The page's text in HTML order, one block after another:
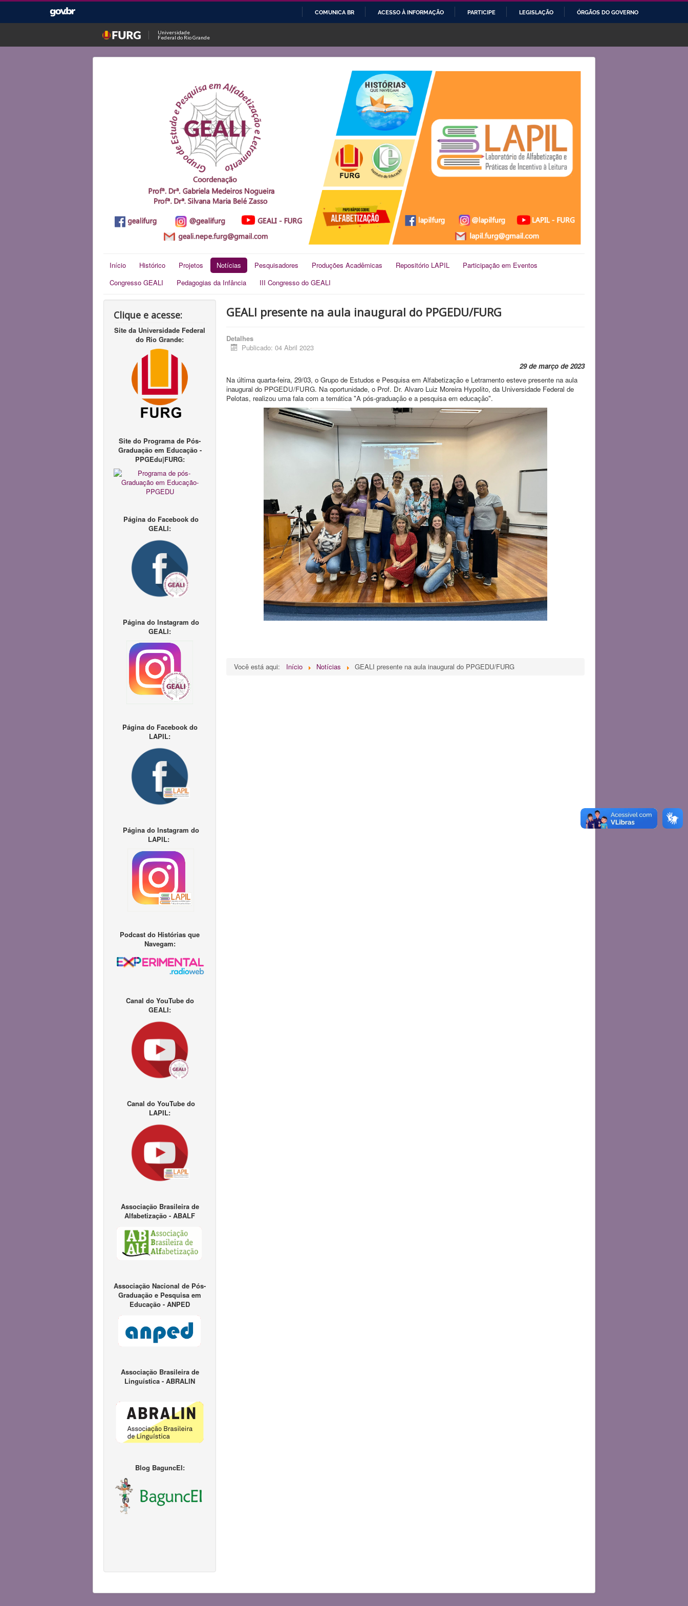
O
CONTEÚDO
COMUNICA BR ACESSO À INFORMAÇÃO PARTICIPE LEGISLAÇÃO ÓRGÃOS DO GOVERNO
Universidade
Federal do Rio Grande
Início Histórico Projetos Notícias Pesquisadores Produções Acadêmicas Repositório LAPIL
Participação em Eventos
Congresso GEALI
Pedagogias da Infância III Congresso do GEALI
Clique e acesse:
Site da Universidade Federal
do Rio Grande:
Site do Programa de Pós-
Graduação em Educação -
PPGEdu|FURG:
Página do Facebook do
GEALI:
Página do Instagram do
GEALI:
Página do Facebook do
LAPIL:
Página do Instagram do
LAPIL:
Podcast do Histórias que
Navegam:
Canal do YouTube do
GEALI:
Canal do YouTube do
LAPIL:
Associação Brasileira de
Alfabetização - ABALF
Associação Nacional de Pós-
Graduação e Pesquisa em
Educação - ANPED
Associação Brasileira de
Linguística - ABRALIN
Blog BaguncEI:
GEALI presente na aula inaugural do PPGEDU/FURG
Detalhes
Publicado: 04 Abril 2023
29 de março de 2023
Na última quarta-feira, 29/03, o Grupo de Estudos e Pesquisa em Alfabetização e Letramento esteve presente na aula
inaugural do PPGEDU/FURG. Na oportunidade, o Prof. Dr. Alvaro Luiz Moreira Hypolito, da Universidade Federal de
Pelotas, realizou uma fala com a temática "A pós-graduação e a pesquisa em educação".
Você está aqui: Início Notícias GEALI presente na aula inaugural do PPGEDU/FURG